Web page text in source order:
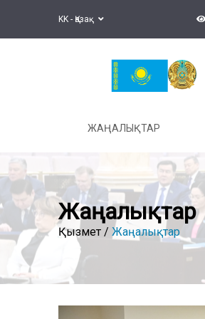
KK - Қазақ
ЖАҢАЛЫҚТАР
Жаңалықтар
Қызмет / Жаңалықтар